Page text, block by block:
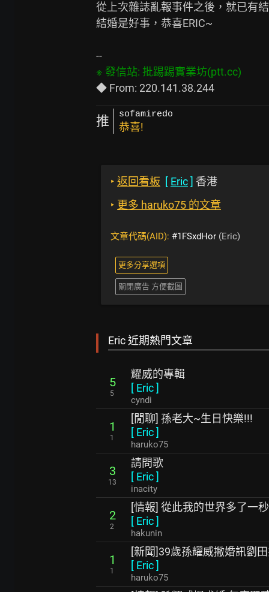
從上次雜誌亂報事件之後，就已有
結婚是好事，恭喜ERIC~
推 sofamiredo
恭喜!
‣ 返回看板 [ Eric] 香港
‣ 更多 haruko75 的文章
文章代碼(AID): #1FSxdHor (Eric)
更多分享選項
關閉廣告 方便截圖
Eric 近期熱門文章
5
5
耀威的專輯
[ Eric]
cyndi
1
1
[閒聊] 孫老大~生日快樂!!!
[ Eric]
haruko75
3
13
請問歌
[ Eric]
inacity
2
2
[情報] 從此我的世界多了一秒
[ Eric]
hakunin
1
1
[新聞]39歲孫耀威撇婚訊劉
[ Eric]
haruko75